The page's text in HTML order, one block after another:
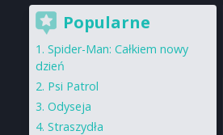
Popularne
Spider-Man: Całkiem nowy
dzień
Psi Patrol
Odyseja
Straszydła